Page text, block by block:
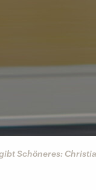
Schöneres: